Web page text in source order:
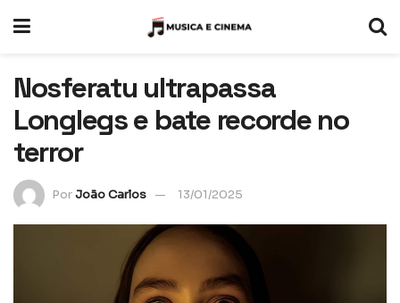
Nosferatu ultrapassa
Longlegs e bate recorde no
terror
PorJoão Carlos 13/01/2025